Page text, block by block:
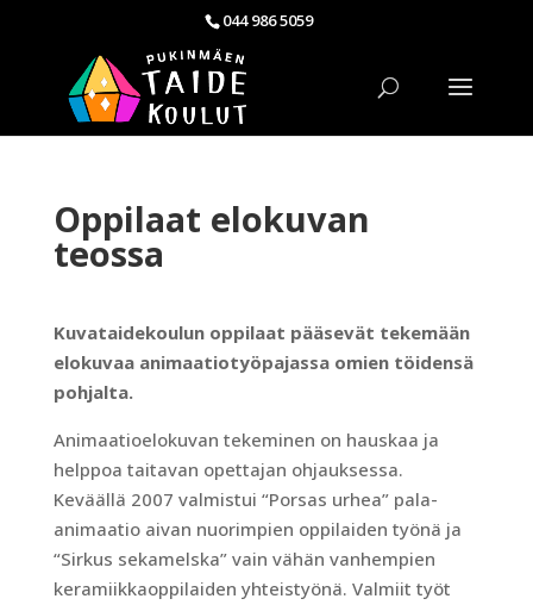
044 986 5059
Oppilaat elokuvan
teossa
Kuvataidekoulun oppilaat pääsevät tekemään
elokuvaa animaatiotyöpajassa omien töidensä
pohjalta.
Animaatioelokuvan tekeminen on hauskaa ja
helppoa taitavan opettajan ohjauksessa.
Keväällä 2007 valmistui “Porsas urhea” pala-
animaatio aivan nuorimpien oppilaiden työnä ja
“Sirkus sekamelska” vain vähän vanhempien
keramiikkaoppilaiden yhteistyönä. Valmiit työt